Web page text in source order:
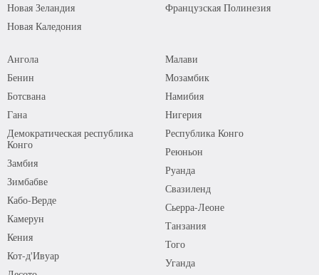
Новая Зеландия
Новая Каледония
Французская Полинезия
Ангола
Бенин
Ботсвана
Гана
Демократическая республика
Конго
Замбия
Зимбабве
Кабо-Верде
Камерун
Кения
Кот-д'Ивуар
Малави
Мозамбик
Намибия
Нигерия
Республика Конго
Реюньон
Руанда
Свазиленд
Сьерра-Леоне
Танзания
Того
Уганда